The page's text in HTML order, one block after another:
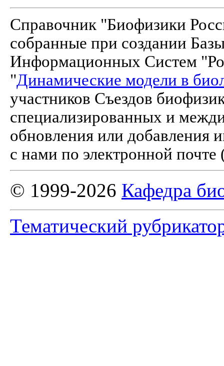
Справочник "Биофизики
собранные при создании
Информационных Систем
"Динамические модели в
участников Съездов
специализированных и
обновления или добавления
с нами по электронной почте
© 1999-2026 Кафедра
Тематический